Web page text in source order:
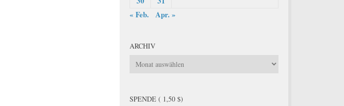
« Feb.
Apr. »
ARCHIV
Archiv
SPENDE ( 1,50 $)